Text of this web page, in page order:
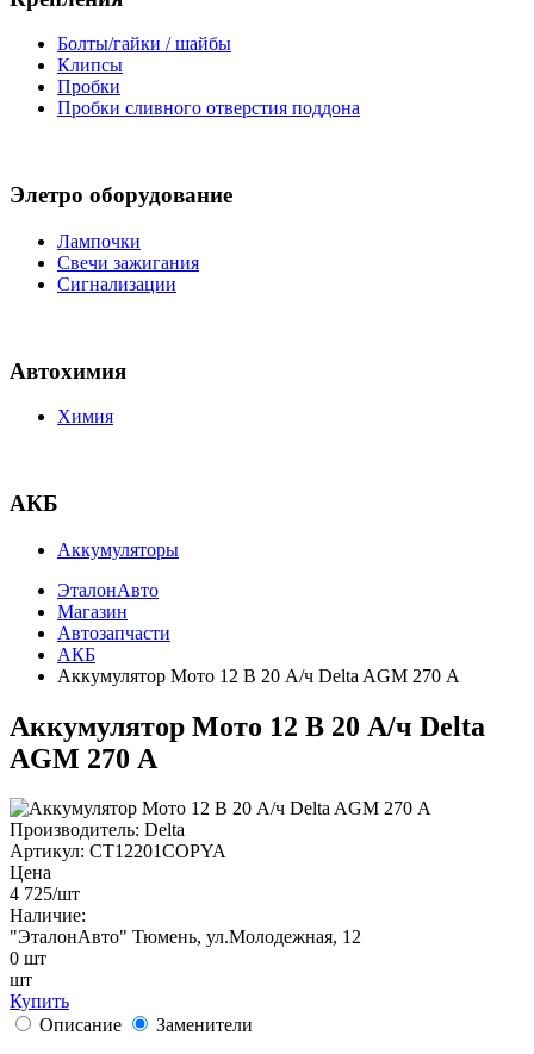
Болты/гайки / шайбы
Клипсы
Пробки
Пробки сливного отверстия поддона
Элетро оборудование
Лампочки
Свечи зажигания
Сигнализации
Автохимия
Химия
АКБ
Аккумуляторы
ЭталонАвто
Магазин
Автозапчасти
АКБ
Аккумулятор Мото 12 В 20 А/ч Delta AGM 270 А
Аккумулятор Мото 12 В 20 А/ч Delta
AGM 270 А
Производитель: Delta
Артикул: CT12201COPYA
Цена
4 725/шт
Наличие:
"ЭталонАвто" Тюмень, ул.Молодежная, 12
0 шт
шт
Купить
Описание
Заменители